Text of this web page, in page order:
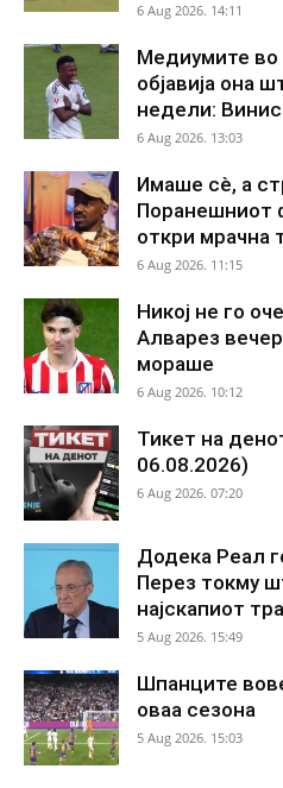
6 Aug 2026. 14:11
Медиумите во
објавија она
недели:
6 Aug 2026. 13:03
Имаше сè, а
Поранешниот
откри мрачна
6 Aug 2026. 11:15
Никој не го
Алварез
мораше
6 Aug 2026. 10:12
Тикет на
06.08.2026)
6 Aug 2026. 07:20
Додека Реал
Перез токму
најскапиот
5 Aug 2026. 15:49
Шпанците
оваа сезона
5 Aug 2026. 15:03